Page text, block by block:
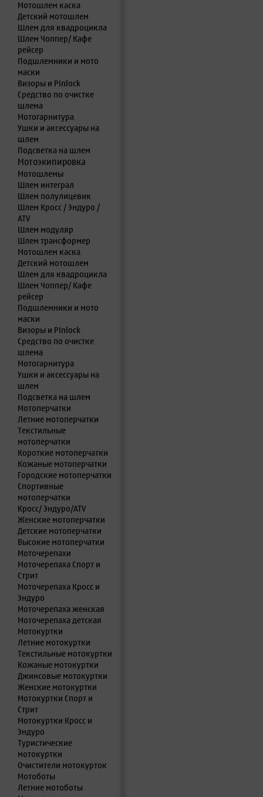
Мотошлем каска
Детский мотошлем
Шлем для квадроцикла
Шлем Чоппер/ Кафе
рейсер
Подшлемники и мото
маски
Визоры и Pinlock
Средство по очистке
шлема
Мотогарнитура
Ушки и аксессуары на
шлем
Подсветка на шлем
Мотоэкипировка
Мотошлемы
Шлем интеграл
Шлем полулицевик
Шлем Кросс / Эндуро /
ATV
Шлем модуляр
Шлем трансформер
Мотошлем каска
Детский мотошлем
Шлем для квадроцикла
Шлем Чоппер/ Кафе
рейсер
Подшлемники и мото
маски
Визоры и Pinlock
Средство по очистке
шлема
Мотогарнитура
Ушки и аксессуары на
шлем
Подсветка на шлем
Мотоперчатки
Летние мотоперчатки
Текстильные
мотоперчатки
Короткие мотоперчатки
Кожаные мотоперчатки
Городские мотоперчатки
Спортивные
мотоперчатки
Кросс/ Эндуро/ATV
Женские мотоперчатки
Детские мотоперчатки
Высокие мотоперчатки
Моточерепахи
Моточерепаха Спорт и
Стрит
Моточерепаха Кросс и
Эндуро
Моточерепаха женская
Моточерепаха детская
Мотокуртки
Летние мотокуртки
Текстильные мотокуртки
Кожаные мотокуртки
Джинсовые мотокуртки
Женские мотокуртки
Мотокуртки Спорт и
Стрит
Мотокуртки Кросс и
Эндуро
Туристические
мотокуртки
Очистители мотокурток
Мотоботы
Летние мотоботы